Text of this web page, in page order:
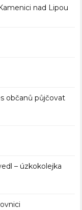
nad Lipou
občanů půjčovat
– úzkokolejka